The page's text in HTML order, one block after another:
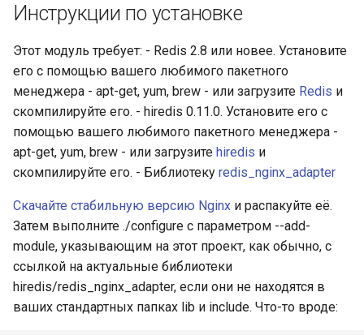
maxminddb
memcached
mlcache
multiplexer
murmurhash2
mysql
nettle
newrelic
Инструкции по установке
Этот модуль требует: - Redis 2.8 или новее. Установите
его с помощью вашего любимого пакетного
менеджера - apt-get, yum, brew - или загрузите Redis и
скомпилируйте его. - hiredis 0.11.0. Установите его с
помощью вашего любимого пакетного менеджера -
apt-get, yum, brew - или загрузите hiredis и
скомпилируйте его. - Библиотеку redis_nginx_adapter
Скачайте стабильную версию Nginx и распакуйте её.
Затем выполните ./configure с параметром --add-
module, указывающим на этот проект, как обычно, с
ссылкой на актуальные библиотеки
hiredis/redis_nginx_adapter, если они не находятся в
ваших стандартных папках lib и include. Что-то вроде: